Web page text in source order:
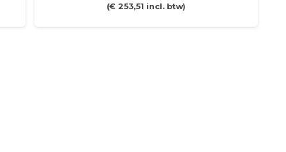
(€ 253,51 incl. btw)